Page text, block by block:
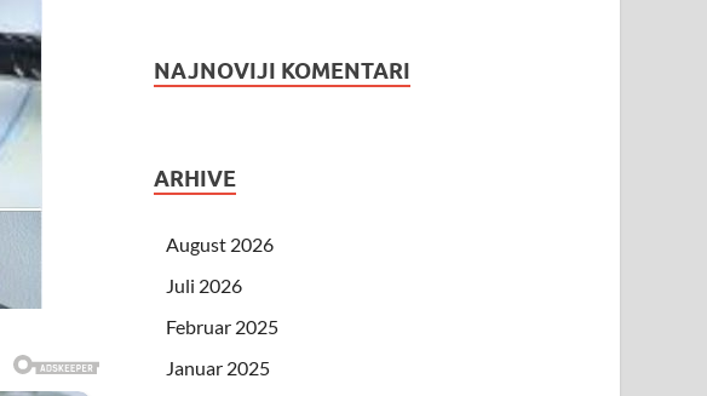
NAJNOVIJI KOMENTARI
ARHIVE
August 2026
Juli 2026
Februar 2025
Januar 2025